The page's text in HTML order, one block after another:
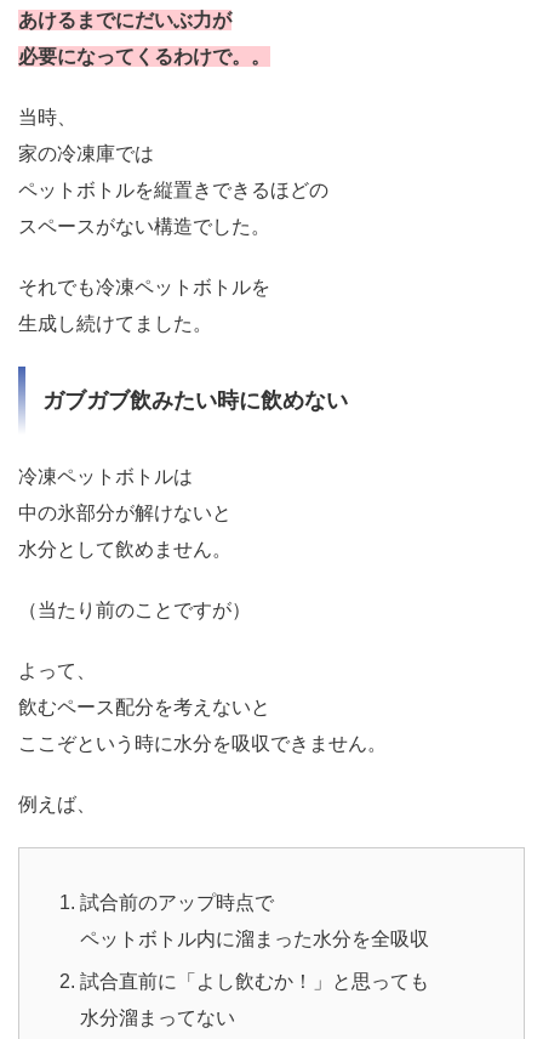
あけるまでにだいぶ力が
必要になってくるわけで。。
当時、
家の冷凍庫では
ペットボトルを縦置きできるほどの
スペースがない構造でした。
それでも冷凍ペットボトルを
生成し続けてました。
ガブガブ飲みたい時に飲めない
冷凍ペットボトルは
中の氷部分が解けないと
水分として飲めません。
（当たり前のことですが）
よって、
飲むペース配分を考えないと
ここぞという時に水分を吸収できません。
例えば、
試合前のアップ時点で
ペットボトル内に溜まった水分を全吸収
試合直前に「よし飲むか！」と思っても
水分溜まってない